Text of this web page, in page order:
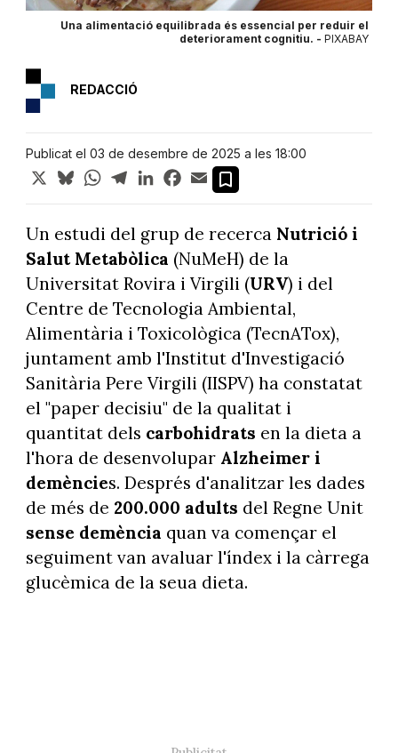
Una alimentació equilibrada és essencial per reduir el
deteriorament cognitiu. - PIXABAY
REDACCIÓ
Publicat el 03 de desembre de 2025 a les 18:00
X BlueskyWhatsApp
TelegramLinkedInFacebook
Email
Un estudi del grup de recerca Nutrició i
Salut Metabòlica (NuMeH) de la
Universitat Rovira i Virgili (URV) i del
Centre de Tecnologia Ambiental,
Alimentària i Toxicològica (TecnATox),
juntament amb l'Institut d'Investigació
Sanitària Pere Virgili (IISPV) ha constatat
el "paper decisiu" de la qualitat i
quantitat dels carbohidrats en la dieta a
l'hora de desenvolupar Alzheimer i
demències. Després d'analitzar les dades
de més de 200.000 adults del Regne Unit
sense demència quan va començar el
seguiment van avaluar l'índex i la càrrega
glucèmica de la seua dieta.